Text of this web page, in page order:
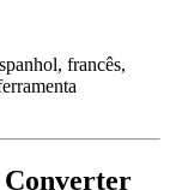
francês,
Converter